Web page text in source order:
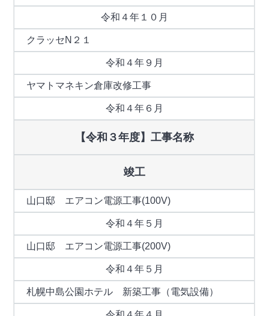
令和４年１０月
クラッセN２１
令和４年９月
ヤマトマネキン倉庫改修工事
令和４年６月
【令和３年度】工事名称
竣工
山口邸 エアコン電源工事(100V)
令和４年５月
山口邸 エアコン電源工事(200V)
令和４年５月
札幌中島公園ホテル 新築工事（電気設備）